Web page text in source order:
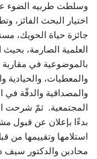
وسلطت طربيه الضوء
اختيار البحث الفائز،
جائزة حياة الحويك،
العلمية الصارمة،
بالموضوعية في
والمعطيات، والحيادية
والمصداقية والدقّة في
المجتمعية. ثمّ شرحت
بدءًا بإعلان عن قبول
استلامها وتقييمها من
محادين والدكتور سيف